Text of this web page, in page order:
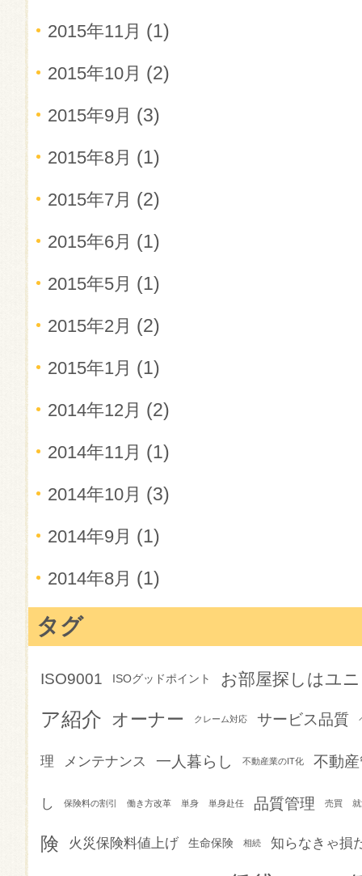
2015年11月 (1)
2015年10月 (2)
2015年9月 (3)
2015年8月 (1)
2015年7月 (2)
2015年6月 (1)
2015年5月 (1)
2015年2月 (2)
2015年1月 (1)
2014年12月 (2)
2014年11月 (1)
2014年10月 (3)
2014年9月 (1)
2014年8月 (1)
タグ
ISO9001 ISOグッドポイント お部屋探しはユ
ア紹介 オーナー クレーム対応 サービス品質
理 メンテナンス 一人暮らし 不動産業のIT化 不動
し 保険料の割引 働き方改革 単身 単身赴任 品質管理 売買
険 火災保険料値上げ 生命保険 相続 知らなきゃ損